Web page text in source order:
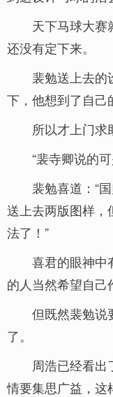
天下马球大赛
还没有定下来。
裴勉送上去的
下，他想到了自己
所以才上门求
“裴寺卿说的
裴勉喜道：“
送上去两版图样，
法了！”
喜君的眼神中
的人当然希望自己
但既然裴勉说
了。
周浩已经看出
情要集思广益，这